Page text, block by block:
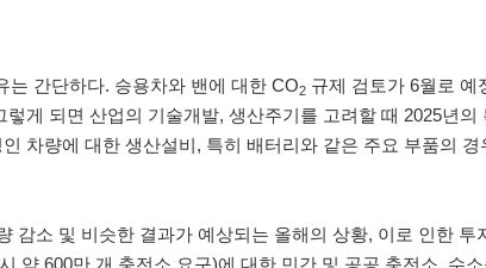
는 간단하다. 승용차와 밴에 대한 CO2 규제 검토가 6월로 예
게 되면 산업의 기술개발, 생산주기를 고려할 때 2025년의
차량에 대한 생산설비, 특히 배터리와 같은 주요 부품의 경
감소 및 비슷한 결과가 예상되는 올해의 상황, 이로 인한 투